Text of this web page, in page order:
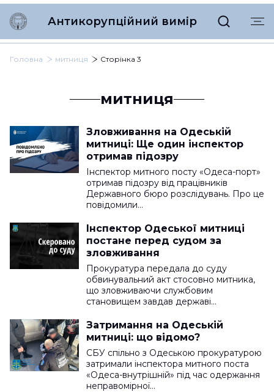
Антикорупційний вимір
Головна митниця Сторінка 3
митниця
Зловживання на Одеській
митниці: Ще один інспектор
отримав підозру
Інспектор митного посту «Одеса-порт»
отримав підозру від працівників
Державного бюро розслідувань. Про це
повідомили…
Інспектор Одеської митниці
постане перед судом за
зловживання
Прокуратура передала до суду
обвинувальний акт стосовно митника,
що зловживаючи службовим
становищем завдав державі…
Затримання на Одеській
митниці: що відомо?
СБУ спільно з Одеською прокуратурою
затримали інспектора митного поста
«Одеса-внутрішній» під час одержання
неправомірної…